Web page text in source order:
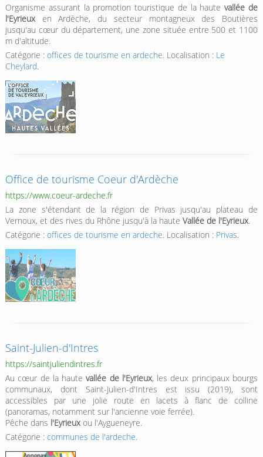
Organisme assurant la promotion touristique de la hautevallée de
l'Eyrieuxen Ardèche, du secteur montagneux des Boutières
jusqu'au cœur du département, une zone située entre 500 et 1100
m d'altitude.
Catégorie : offices de tourisme en ardeche. Localisation : Le
Cheylard.
Office de tourisme Coeur d'Ardèche
https://www.coeur-ardeche.fr
La zone s'étendant de la région de Privas jusqu'au plateau de
Vernoux, et des rives du Rhône jusqu'à la haute Vallée de l'Eyrieux.
Catégorie : offices de tourisme en ardeche. Localisation : Privas.
Saint-Julien-d'Intres
https://saintjuliendintres.fr
Au cœur de la hautevallée de l'Eyrieux, les deux principaux bourgs
communaux, dont Saint-Julien-d'Intres est issu (2019), sont
accessibles par une jolie route en lacets à flanc de colline
(panoramas, notamment sur l'ancienne voie ferrée).
Pêche dans l'Eyrieuxou l'Aygueneyre.
Catégorie : communes de l'ardeche.